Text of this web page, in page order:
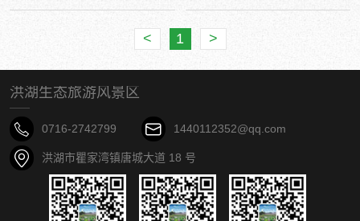
< 1 >
洪湖生态旅游风景区
0716-2742799 1440112352@qq.com
洪湖市瞿家湾镇唐城大道 18 号